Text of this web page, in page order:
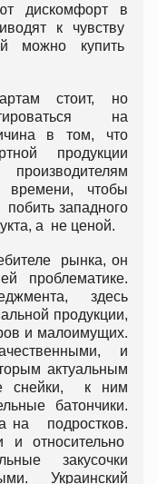
дискомфорт в
к чувству
можно купить
стоит, но
на
в том, что
продукции
чтобы
западного
а не ценой.
рынка, он
проблематике.
здесь
продукции,
и малоимущих.
и
актуальным
снейки, к ним
батончики.
на подростков.
и относительно
закусочки
Украинский